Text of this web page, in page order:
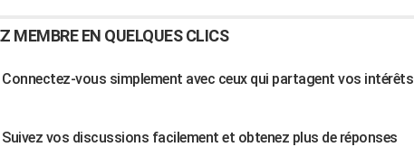
MEMBRE EN QUELQUES CLICS
Connectez-vous simplement avec ceux qui partagent vos intérêts
Suivez vos discussions facilement et obtenez plus de réponses